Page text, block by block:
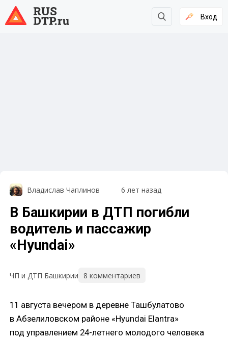
Вход
Владислав Чаплинов 6 лет назад
В Башкирии в ДТП погибли
водитель и пассажир
«Hyundai»
ЧП и ДТП Башкирии 8 комментариев
11 августа вечером в деревне Ташбулатово
в Абзелиловском районе «Hyundai Elantra»
под управлением 24-летнего молодого человека